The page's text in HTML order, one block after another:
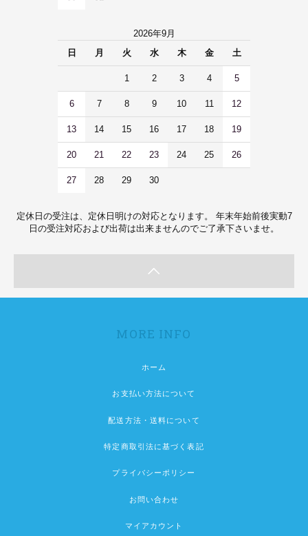
2026年9月
日
月 火 水 木 金 土
1 2 3 4 5
6 7 8 9 10 11 12
13 14 15 16 17 18 19
20 21 22 23 24 25 26
27 28 29 30
定休日の受注は、定休日明けの対応となります。 年末年始前後実動7
日の受注対応および出荷は出来ませんのでご了承下さいませ。
MORE INFO
ホーム
お支払い方法について
配送方法・送料について
特定商取引法に基づく表記
プライバシーポリシー
お問い合わせ
マイアカウント